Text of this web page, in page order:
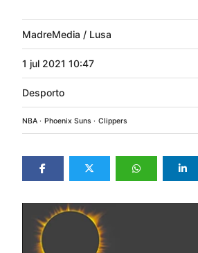
MadreMedia / Lusa
1 jul 2021 10:47
Desporto
NBA Phoenix Suns Clippers